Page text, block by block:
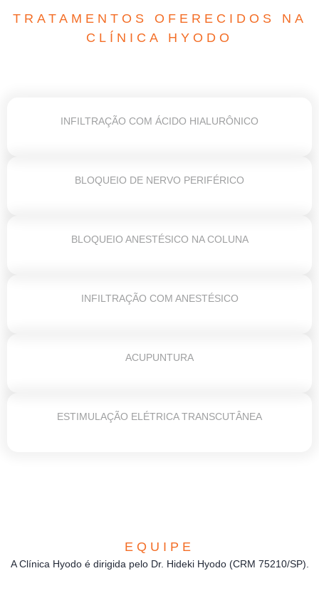
TRATAMENTOS OFERECIDOS NA
CLÍNICA HYODO
INFILTRAÇÃO COM ÁCIDO HIALURÔNICO
BLOQUEIO DE NERVO PERIFÉRICO
BLOQUEIO ANESTÉSICO NA COLUNA
INFILTRAÇÃO COM ANESTÉSICO
ACUPUNTURA
ESTIMULAÇÃO ELÉTRICA TRANSCUTÂNEA
EQUIPE
A Clínica Hyodo é dirigida pelo Dr. Hideki Hyodo (CRM 75210/SP).